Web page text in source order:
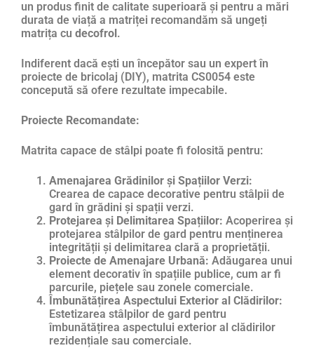
un produs finit de calitate superioară și pentru a mări
durata de viață a matriței recomandăm să ungeți
matrița cu decofrol.
Indiferent dacă ești un începător sau un expert în
proiecte de bricolaj (DIY), matrita CS0054 este
concepută să ofere rezultate impecabile.
Proiecte Recomandate:
Matrita capace de stâlpi poate fi folosită pentru:
Amenajarea Grădinilor și Spațiilor Verzi:
Crearea de capace decorative pentru stâlpii de
gard în grădini și spații verzi.
Protejarea și Delimitarea Spațiilor: Acoperirea și
protejarea stâlpilor de gard pentru menținerea
integrității și delimitarea clară a proprietății.
Proiecte de Amenajare Urbană: Adăugarea unui
element decorativ în spațiile publice, cum ar fi
parcurile, piețele sau zonele comerciale.
Îmbunătățirea Aspectului Exterior al Clădirilor:
Estetizarea stâlpilor de gard pentru
îmbunătățirea aspectului exterior al clădirilor
rezidențiale sau comerciale.